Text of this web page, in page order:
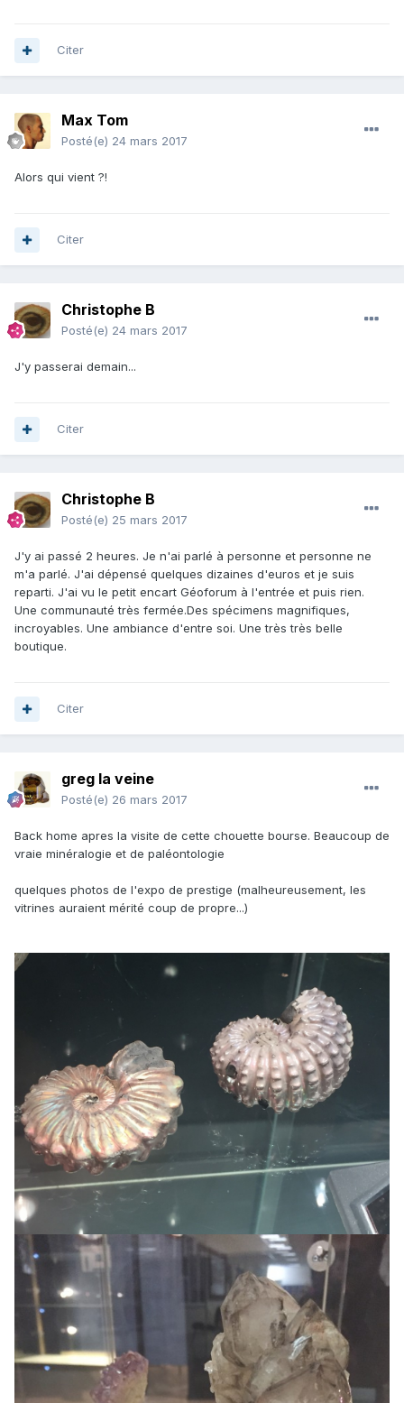
Citer
Max Tom
Posté(e) 24 mars 2017
Alors qui vient ?!
Citer
Christophe B
Posté(e) 24 mars 2017
J'y passerai demain...
Citer
Christophe B
Posté(e) 25 mars 2017
J'y ai passé 2 heures. Je n'ai parlé à personne et personne ne
m'a parlé. J'ai dépensé quelques dizaines d'euros et je suis
reparti. J'ai vu le petit encart Géoforum à l'entrée et puis rien.
Une communauté très fermée.Des spécimens magnifiques,
incroyables. Une ambiance d'entre soi. Une très très belle
boutique.
Citer
greg la veine
Posté(e) 26 mars 2017
Back home apres la visite de cette chouette bourse. Beaucoup de
vraie minéralogie et de paléontologie
quelques photos de l'expo de prestige (malheureusement, les
vitrines auraient mérité coup de propre...)